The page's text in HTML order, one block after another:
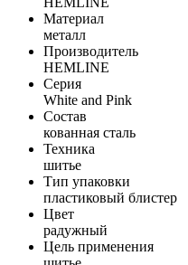
Материал
металл
Производитель
HEMLINE
Серия
White and Pink
Состав
кованная сталь
Техника
шитье
Тип упаковки
пластиковый блистер
Цвет
радужный
Цель применения